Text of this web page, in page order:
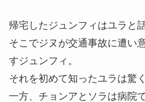
帰宅したジュンフィはユラと
そこでジヌが交通事故に遭い
すジュンフィ。
それを初めて知ったユラは驚
一方、チョンアとソラは病院